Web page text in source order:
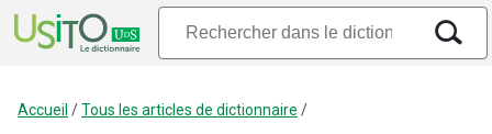
Accueil /Tous les articles de dictionnaire /